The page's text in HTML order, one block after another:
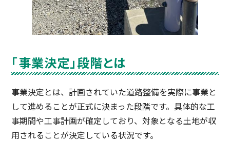
「事業決定」段階とは
事業決定とは、計画されていた道路整備を実際に事業と
して進めることが正式に決まった段階です。具体的な工
事期間や工事計画が確定しており、対象となる土地が収
用されることが決定している状況です。